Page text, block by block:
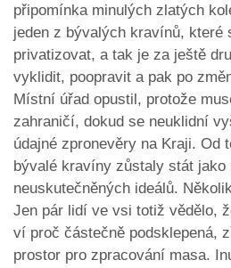
připomínka minulých zlatých
jeden z bývalých kravínů, které
privatizovat, a tak je za ještě
vyklidit, poopravit a pak po
Místní úřad opustil, protože
zahraničí, dokud se neuklidní
údajné zpronevěry na Kraji. Od
bývalé kravíny zůstaly stát jako
neuskutečněných ideálů.
Jen pár lidí ve vsi totiž vědělo,
ví proč částečně podsklepená,
prostor pro zpracování masa.